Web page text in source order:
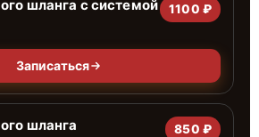
шланга с системой
1100 ₽
Записаться
шланга 850 ₽